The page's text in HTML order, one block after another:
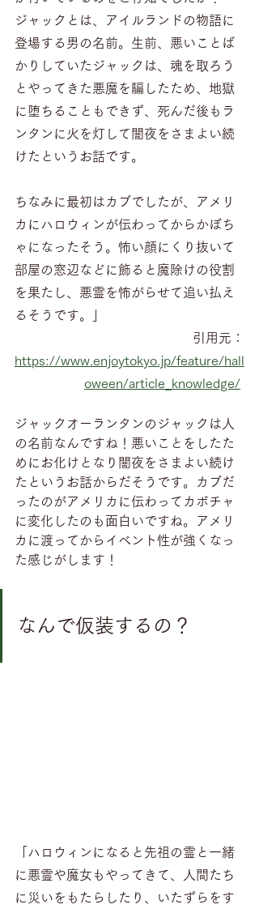
ジャックとは、アイルランドの物語に
登場する男の名前。生前、悪いことば
かりしていたジャックは、魂を取ろう
とやってきた悪魔を騙したため、地獄
に堕ちることもできず、死んだ後もラ
ンタンに火を灯して闇夜をさまよい続
けたというお話です。
ちなみに最初はカブでしたが、アメリ
カにハロウィンが伝わってからかぼち
ゃになったそう。怖い顔にくり抜いて
部屋の窓辺などに飾ると魔除けの役割
を果たし、悪霊を怖がらせて追い払え
るそうです。」
引用元：
https://www.enjoytokyo.jp/feature/hall
oween/article_knowledge/
ジャックオーランタンのジャックは人
の名前なんですね！悪いことをしたた
めにお化けとなり闇夜をさまよい続け
たというお話からだそうです。カブだ
ったのがアメリカに伝わってカボチャ
に変化したのも面白いですね。アメリ
カに渡ってからイベント性が強くなっ
た感じがします！
なんで仮装するの？
「ハロウィンになると先祖の霊と一緒
に悪霊や魔女もやってきて、人間たち
に災いをもたらしたり、いたずらをす